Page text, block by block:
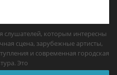
слушателей, которым интересны
сцена, зарубежные артисты,
и современная городская
Это